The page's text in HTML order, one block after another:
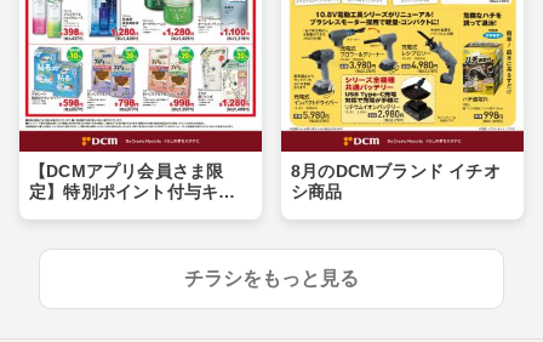
【DCMアプリ会員さま限
定】特別ポイント付与キャ
8月のDCMブランド イチオ
シ商品
チラシをもっと見る